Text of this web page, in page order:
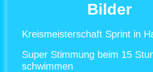
Bilder
Kreismeisterschaft Sprint in
Super Stimmung beim 15
schwimmen